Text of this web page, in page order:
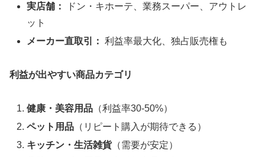
実店舗：
ドン・キホーテ、業務スーパー、アウトレ
ット
メーカー直取引： 利益率最大化、独占販売権も
利益が出やすい商品カテゴリ
健康・美容用品 （利益率30-50%）
ペット用品 （リピート購入が期待できる）
キッチン・生活雑貨（需要が安定）